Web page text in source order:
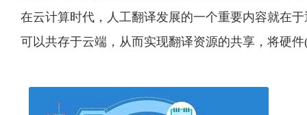
在云计算时代，人工翻译发展的一个重要内容就在
可以共存于云端，从而实现翻译资源的共享，将硬